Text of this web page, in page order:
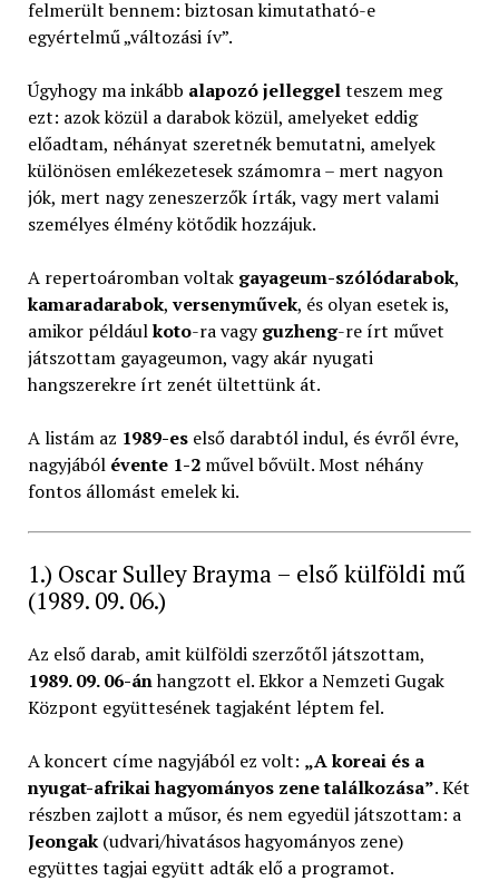
felmerült bennem: biztosan kimutatható-e
egyértelmű „változási ív”.
Úgyhogy ma inkább alapozó jelleggelteszem meg
ezt: azok közül a darabok közül, amelyeket eddig
előadtam, néhányat szeretnék bemutatni, amelyek
különösen emlékezetesek számomra – mert nagyon
jók, mert nagy zeneszerzők írták, vagy mert valami
személyes élmény kötődik hozzájuk.
A repertoáromban voltak gayageum-szólódarabok,
kamaradarabok,versenyművek, és olyan esetek is,
amikor példáulkoto-ra vagyguzheng-re írt művet
játszottam gayageumon, vagy akár nyugati
hangszerekre írt zenét ültettünk át.
A listám az 1989-eselső darabtól indul, és évről évre,
nagyjából évente 1-2művel bővült. Most néhány
fontos állomást emelek ki.
1.) Oscar Sulley Brayma – első külföldi mű
(1989. 09. 06.)
Az első darab, amit külföldi szerzőtől játszottam,
1989. 09. 06-ánhangzott el. Ekkor a Nemzeti Gugak
Központ együttesének tagjaként léptem fel.
A koncert címe nagyjából ez volt: „A koreai és a
nyugat-afrikai hagyományos zene találkozása”. Két
részben zajlott a műsor, és nem egyedül játszottam: a
Jeongak(udvari/hivatásos hagyományos zene)
együttes tagjai együtt adták elő a programot.